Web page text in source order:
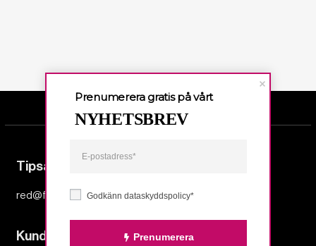
Tipsa redaktionen
red@fempers.se
Kundservice och support
Godkänn dataskyddspolicy*
Prenumerera
Prenumerera gratis på vårt
NYHETSBREV